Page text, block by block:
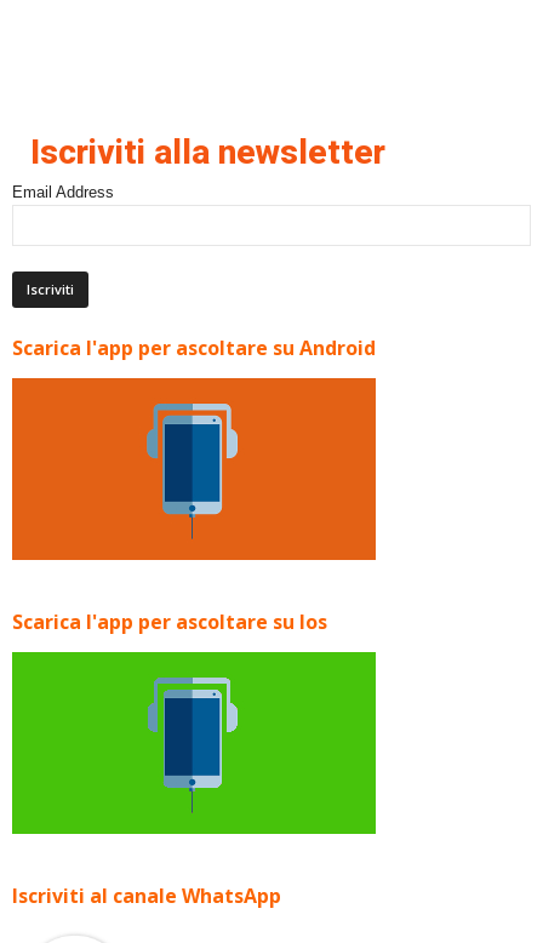
Iscriviti alla newsletter
Email Address
Scarica l'app per ascoltare su Android
Scarica l'app per ascoltare su Ios
Iscriviti al canale WhatsApp